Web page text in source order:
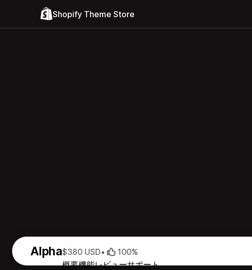
Shopify Theme Store
Alpha
概要機能レビューサポート
$380 USD• 100%